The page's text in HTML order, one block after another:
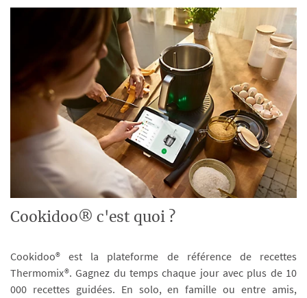
Cookidoo® c'est quoi ?
Cookidoo® est la plateforme de référence de recettes
Thermomix®. Gagnez du temps chaque jour avec plus de 10
000 recettes guidées. En solo, en famille ou entre amis,